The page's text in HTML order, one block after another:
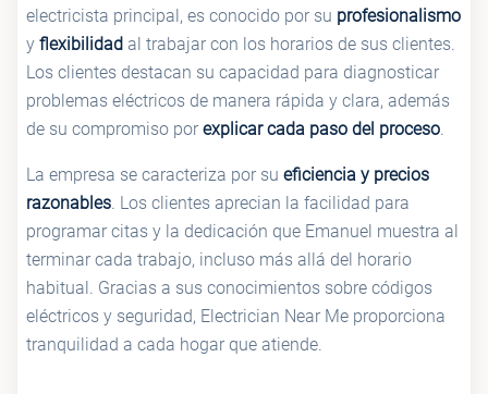
electricista principal, es conocido por su profesionalismo
y flexibilidad al trabajar con los horarios de sus clientes.
Los clientes destacan su capacidad para diagnosticar
problemas eléctricos de manera rápida y clara, además
de su compromiso por explicar cada paso del proceso.
La empresa se caracteriza por su eficiencia y precios
razonables. Los clientes aprecian la facilidad para
programar citas y la dedicación que Emanuel muestra al
terminar cada trabajo, incluso más allá del horario
habitual. Gracias a sus conocimientos sobre códigos
eléctricos y seguridad, Electrician Near Me proporciona
tranquilidad a cada hogar que atiende.